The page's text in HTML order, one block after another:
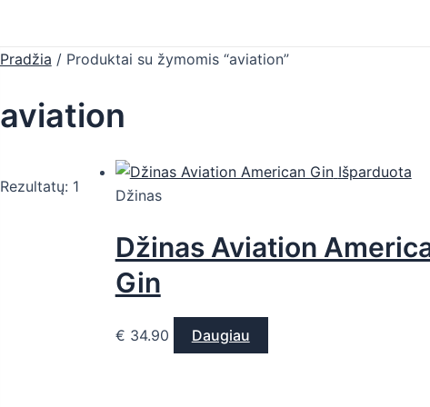
Pradžia / Produktai su žymomis “aviation”
aviation
Rezultatų: 1
Išparduota
Džinas
Džinas Aviation
Gin
€ 34.90 Daugiau